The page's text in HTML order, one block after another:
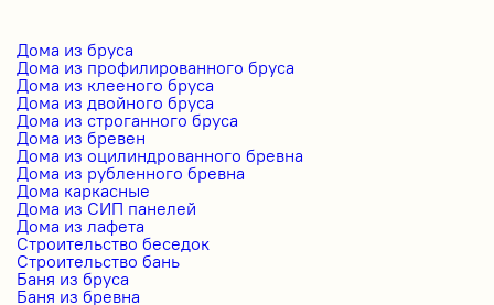
Дома из бруса
Дома из профилированного бруса
Дома из клееного бруса
Дома из двойного бруса
Дома из строганного бруса
Дома из бревен
Дома из оцилиндрованного бревна
Дома из рубленного бревна
Дома каркасные
Дома из СИП панелей
Дома из лафета
Строительство беседок
Строительство бань
Баня из бруса
Баня из бревна